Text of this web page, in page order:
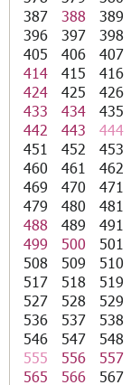
387
388 389
396
397 398
405
406 407
414
415 416
424
425 426
433
434 435
442
443 444
451
452 453
460
461 462
469
470 471
479
480 481
488
489 491
499
500 501
508
509 510
517
518 519
527
528 529
536
537 538
546
547 548
555
556 557
565
566 567